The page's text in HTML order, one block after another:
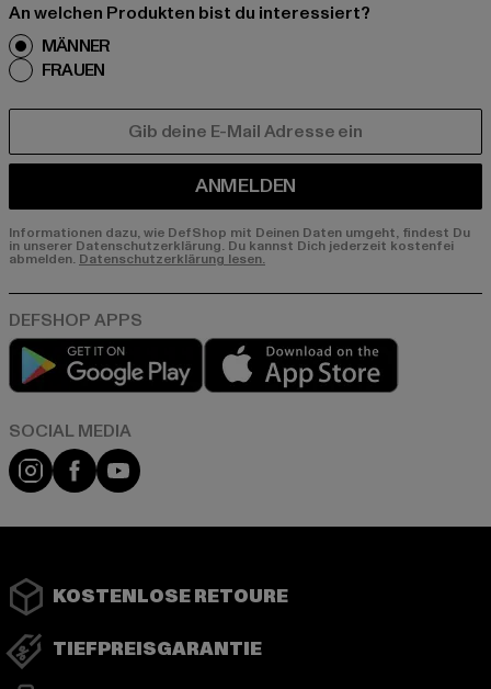
An welchen Produkten bist du interessiert?
MÄNNER
FRAUEN
ANMELDEN
Informationen dazu, wie DefShop mit Deinen Daten umgeht, findest Du
in unserer Datenschutzerklärung. Du kannst Dich jederzeit kostenfei
abmelden. Datenschutzerklärung lesen.
Play market
Instagram
FacebookYouTube
KOSTENLOSE RETOURE
TIEFPREISGARANTIE